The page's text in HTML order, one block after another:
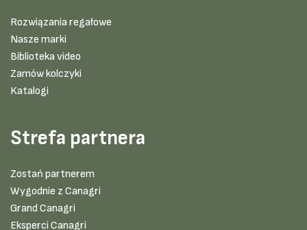
Rozwiązania regałowe
Nasze marki
Biblioteka video
Zamów kolczyki
Katalogi
Strefa partnera
Zostań partnerem
Wygodnie z Canagri
Grand Canagri
Eksperci Canagri